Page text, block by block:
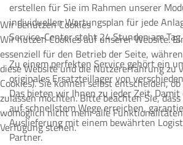
erstellen für Sie im Rahmen unserer
individuellen Wartungsplan für jede
Service-Center steht 24 Stunden am
Zu einem perfekten Service gehört ein
originales Ersatzteillager von
Das bieten wir Ihnen zu jeder Zeit.
auf schnellstem Wege erreichen,
Auslieferung mit einem bewährten
Partner.
Wir benutzen Cookies
Wir nutzen Cookies auf unserer Website.
essenziell für den Betrieb der Seite,
diese Website und die Nutzererfahrung zu
Cookies). Sie können selbst entscheiden,
zulassen möchten. Bitte beachten Sie,
womöglich nicht mehr alle
Verfügung stehen.